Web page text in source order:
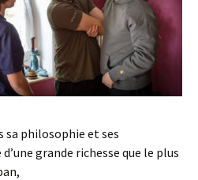
sa philosophie et ses
grande richesse que le plus